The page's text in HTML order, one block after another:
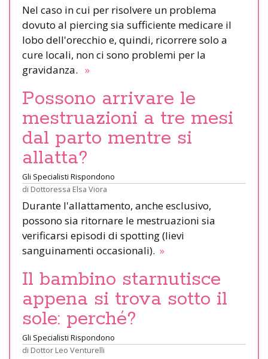
Nel caso in cui per risolvere un problema
dovuto al piercing sia sufficiente medicare il
lobo dell'orecchio e, quindi, ricorrere solo a
cure locali, non ci sono problemi per la
gravidanza. »
Possono arrivare le
mestruazioni a tre mesi
dal parto mentre si
allatta?
Gli Specialisti Rispondono
di Dottoressa Elsa Viora
Durante l'allattamento, anche esclusivo,
possono sia ritornare le mestruazioni sia
verificarsi episodi di spotting (lievi
sanguinamenti occasionali). »
Il bambino starnutisce
appena si trova sotto il
sole: perché?
Gli Specialisti Rispondono
di Dottor Leo Venturelli